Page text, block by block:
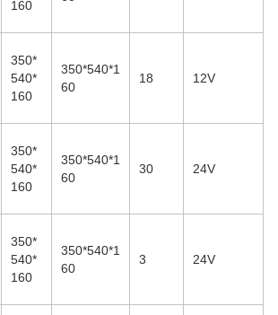
160
350*
540*
160
350*540*1
60
18 12V
350*
540*
160
350*540*1
60
30 24V
350*
540*
160
350*540*1
60
3 24V